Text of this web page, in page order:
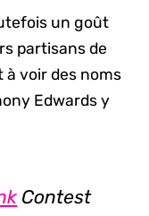
un goût
partisans de
à voir des noms
Edwards y
Contest